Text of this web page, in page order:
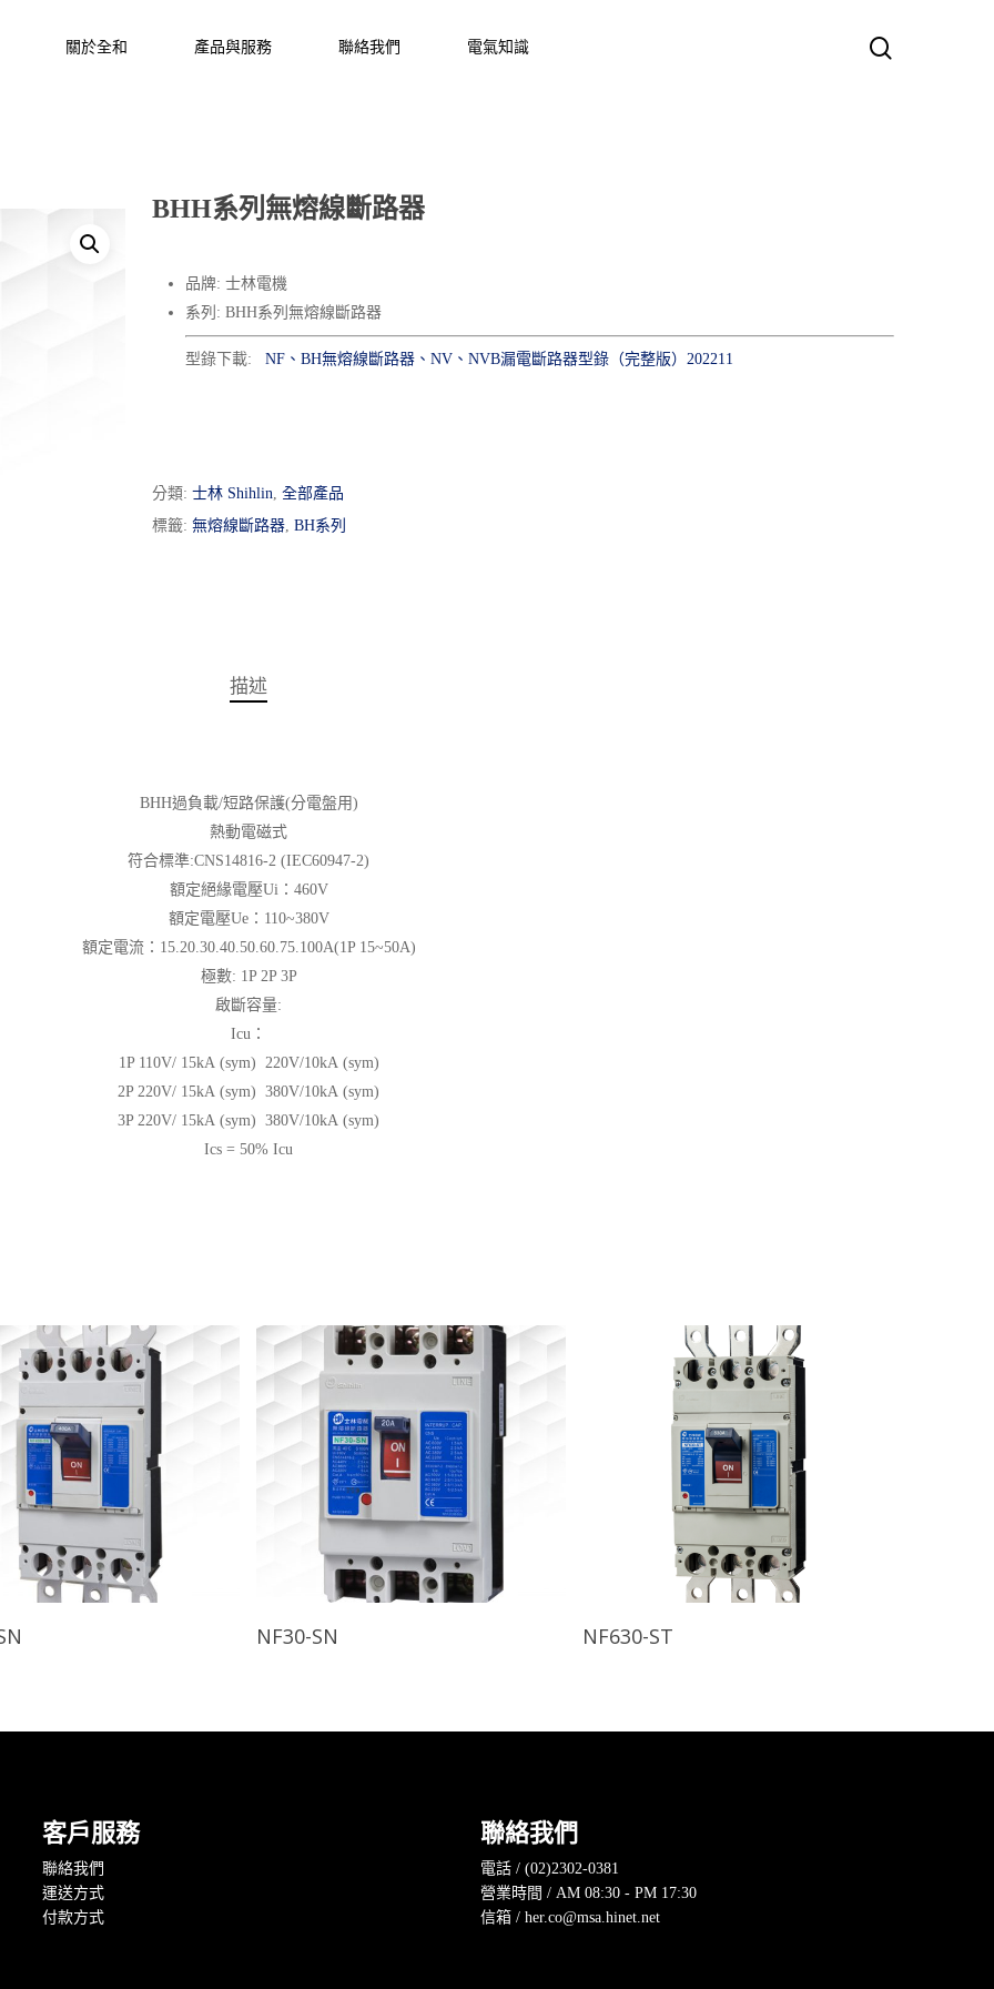
關於全和 產品與服務 聯絡我們 電氣知識
BHH系列無熔線斷路器
品牌: 士林電機
系列: BHH系列無熔線斷路器
型錄下載: NF、BH無熔線斷路器、NV、NVB漏電斷路器型錄（完整版）202211
分類: 士林 Shihlin, 全部產品
標籤: 無熔線斷路器, BH系列
描述
BHH過負載/短路保護(分電盤用)
熱動電磁式
符合標準:CNS14816-2 (IEC60947-2)
額定絕緣電壓Ui：460V
額定電壓Ue：110~380V
額定電流：15.20.30.40.50.60.75.100A(1P 15~50A)
極數: 1P 2P 3P
啟斷容量:
Icu：
1P 110V/ 15kA (sym) 220V/10kA (sym)
2P 220V/ 15kA (sym) 380V/10kA (sym)
3P 220V/ 15kA (sym) 380V/10kA (sym)
Ics = 50% Icu
NF30-SN NF630-ST
客戶服務
聯絡我們
運送方式
付款方式
聯絡我們
電話 / (02)2302-0381
營業時間 / AM 08:30 - PM 17:30
信箱 / her.co@msa.hinet.net